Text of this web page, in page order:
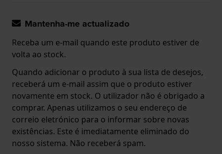
Mantenha-me actualizado
Receba um e-mail quando este produto estiver de
volta ao stock.
Quando adicionar o produto à sua lista de desejos,
receberá um e-mail assim que o produto estiver
novamente em stock. O utilizador não é obrigado a
comprar. Apenas utilizamos o seu endereço de
correio eletrónico para o informar sobre novas
existências. Este é imediatamente eliminado do
nosso sistema. Não receberá spam.